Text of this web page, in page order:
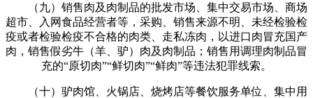
（九）销售肉及肉制品的批发市场、集中交易市场、商场
超市、入网食品经营者等，采购、销售来源不明、未经检验检
疫或者检验检疫不合格的肉类、走私冻肉，以进口肉冒充国产
肉，销售假劣牛（羊、驴）肉及肉制品；销售用调理肉制品冒
充的“原切肉”“鲜切肉”“鲜肉”等违法犯罪线索。
（十）驴肉馆、火锅店、烧烤店等餐饮服务单位、集中用